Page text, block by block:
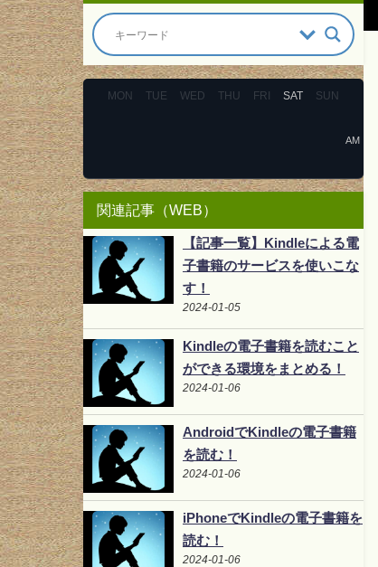
MON TUE WED THU FRI SAT SUN
AM
関連記事（WEB）
【記事一覧】Kindleによる電
子書籍のサービスを使いこな
す！
2024-01-05
Kindleの電子書籍を読むこと
ができる環境をまとめる！
2024-01-06
AndroidでKindleの電子書籍
を読む！
2024-01-06
iPhoneでKindleの電子書籍を
読む！
2024-01-06